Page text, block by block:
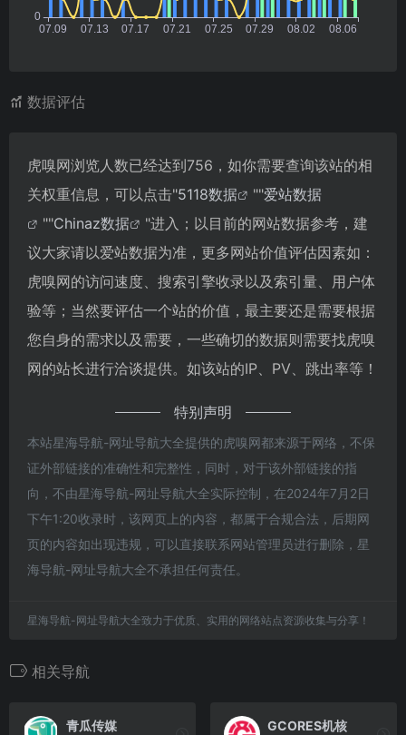
数据评估
虎嗅网浏览人数已经达到756，如你需要查询该站的相
关权重信息，可以点击"5118数据 ""爱站数据
""Chinaz数据
"进入；以目前的网站数据参考，建
议大家请以爱站数据为准，更多网站价值评估因素如：
虎嗅网的访问速度、搜索引擎收录以及索引量、用户体
验等；当然要评估一个站的价值，最主要还是需要根据
您自身的需求以及需要，一些确切的数据则需要找虎嗅
网的站长进行洽谈提供。如该站的IP、PV、跳出率等！
特别声明
本站星海导航-网址导航大全提供的虎嗅网都来源于网络，不保
证外部链接的准确性和完整性，同时，对于该外部链接的指
向，不由星海导航-网址导航大全实际控制，在2024年7月2日
下午1:20收录时，该网页上的内容，都属于合规合法，后期网
页的内容如出现违规，可以直接联系网站管理员进行删除，星
海导航-网址导航大全不承担任何责任。
星海导航-网址导航大全致力于优质、实用的网络站点资源收集与分享！
相关导航
青瓜传媒 GCORES机核